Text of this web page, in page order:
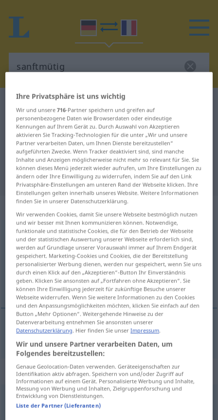
Deutsch-Französisch Wörterbuch
Deutsch-Französisch Übersetzung
für "sanftmütig"
"sanftmütig" Französisch
Übersetzung
„sanftmütig“: Adjektiv
sanftmütig adj
Übersicht aller Übersetzungen
(Für mehr Details die Übersetzung anklicken/antippen)
doux
doux sanftmütig
Synonyme für "sanftmütig"
kulant,gefällig,entgegenkommend
Ihre Privatsphäre ist uns wichtig
Wir und unsere716-Partner speichern und greifen auf
personenbezogene Daten wie Browserdaten oder eindeutige
Kennungen auf Ihrem Gerät zu. Durch Auswahl von Akzeptieren
aktivieren Sie Tracking-Technologien für die unter „Wir und unsere
Partner verarbeiten Daten, um Ihnen Dienste bereitzustellen“
aufgeführten Zwecke. Wenn Tracker deaktiviert sind, sind manche
Inhalte und Anzeigen möglicherweise nicht mehr so relevant für Sie. Sie
können dieses Menü jederzeit wieder aufrufen, um Ihre Einstellungen zu
ändern oder Ihre Einwilligung zu widerrufen, indem Sie auf den Link
Privatsphäre-Einstellungen am unteren Rand der Webseite klicken. Ihre
Einstellungen gelten innerhalb unseres Website. Weitere Informationen
finden Sie in unserer Datenschutzerklärung.
Wir verwenden Cookies, damit Sie unsere Webseite bestmöglich nutzen
und wir besser mit Ihnen kommunizieren können. Notwendige,
funktionale und statistische Cookies, die für den Betrieb der Webseite
und der statistischen Auswertung unserer Webseite erforderlich sind,
werden auf Grundlage unserer Vorauswahl immer auf Ihrem Endgerät
gespeichert. Marketing-Cookies und Cookies, die der Bereitstellung
personalisierter Werbung dienen, werden nur gespeichert, wenn Sie uns
durch einen Klick auf den „Akzeptieren“-Button Ihr Einverständnis
geben. Klicken Sie ansonsten auf „Fortfahren ohne Akzeptieren“. Sie
können Ihre Einwilligung jederzeit für zukünftige Besuche unserer
Webseite widerrufen. Wenn Sie weitere Informationen zu den Cookies
und den Anpassungsmöglichkeiten möchten, klicken Sie einfach auf den
Button „Mehr Optionen“. Weitergehende Hinweise zu der
Datenverarbeitung entnehmen Sie ansonsten unserer
Datenschutzerklärung. Hier finden Sie unserImpressum.
Wir und unsere Partner verarbeiten Daten, um
Folgendes bereitzustellen:
Genaue Geolocation-Daten verwenden. Geräteeigenschaften zur
Identifikation aktiv abfragen. Speichern von und/oder Zugriff auf
Informationen auf einem Gerät. Personalisierte Werbung und Inhalte,
Messung von Werbung und Inhalten, Zielgruppenforschung und
Entwicklung von Dienstleistungen.
Liste der Partner (Lieferanten)